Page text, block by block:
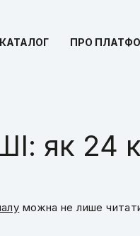
ПРО
як 24
можна не лише